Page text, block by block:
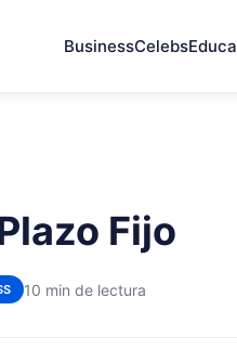
BusinessCelebs
Fijo
10 min de lectura